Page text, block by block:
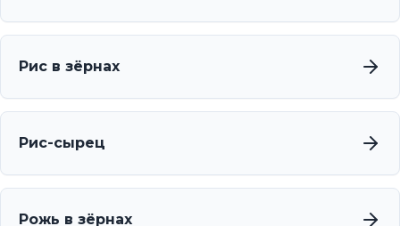
Рис в зёрнах
Рис-сырец
Рожь в зёрнах